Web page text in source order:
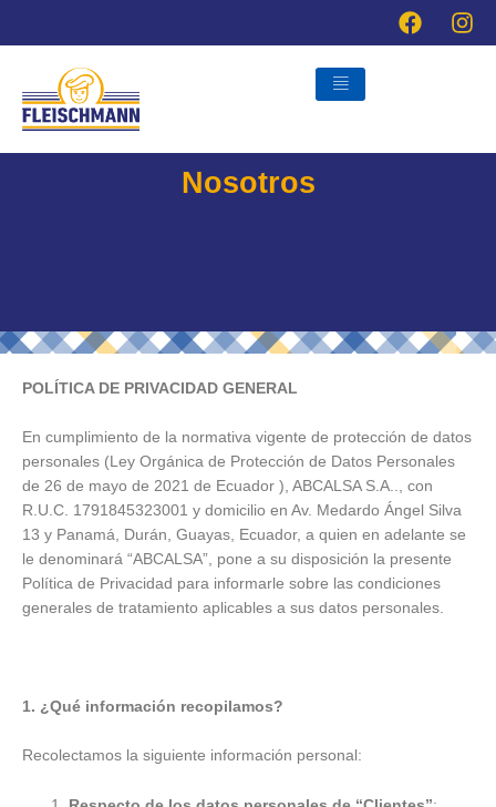
Nosotros
POLÍTICA DE PRIVACIDAD GENERAL
En cumplimiento de la normativa vigente de protección de datos
personales (Ley Orgánica de Protección de Datos Personales
de 26 de mayo de 2021 de Ecuador ), ABCALSA S.A.., con
R.U.C. 1791845323001 y domicilio en Av. Medardo Ángel Silva
13 y Panamá, Durán, Guayas, Ecuador, a quien en adelante se
le denominará “ABCALSA”, pone a su disposición la presente
Política de Privacidad para informarle sobre las condiciones
generales de tratamiento aplicables a sus datos personales.
1. ¿Qué información recopilamos?
Recolectamos la siguiente información personal: